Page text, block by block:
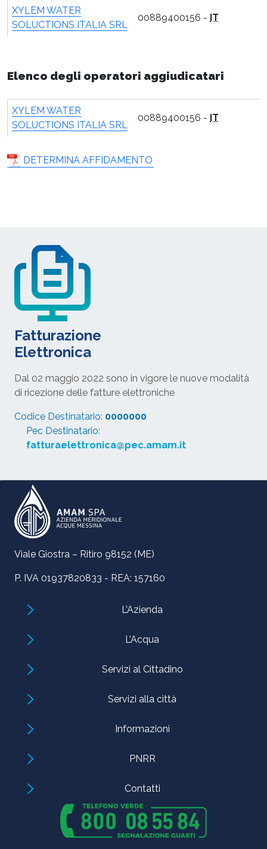
XYLEM WATER
SOLUCTIONS ITALIA SRL
00889400156 - IT
Elenco degli operatori aggiudicatari
XYLEM WATER
SOLUCTIONS ITALIA SRL
00889400156 - IT
DETERMINA AFFIDAMENTO
Fatturazione
Elettronica
Dal 02 maggio 2022 sono in vigore le nuove modalità
di ricezione delle fatture elettroniche
Codice Destinatario: 0000000
Pec Destinatario:
fatturaelettronica@pec.amam.it
Viale Giostra – Ritiro 98152 (ME)
P. IVA 01937820833 - REA: 157160
L’Azienda
L’Acqua
Servizi al Cittadino
Servizi alla città
Informazioni
PNRR
Contatti